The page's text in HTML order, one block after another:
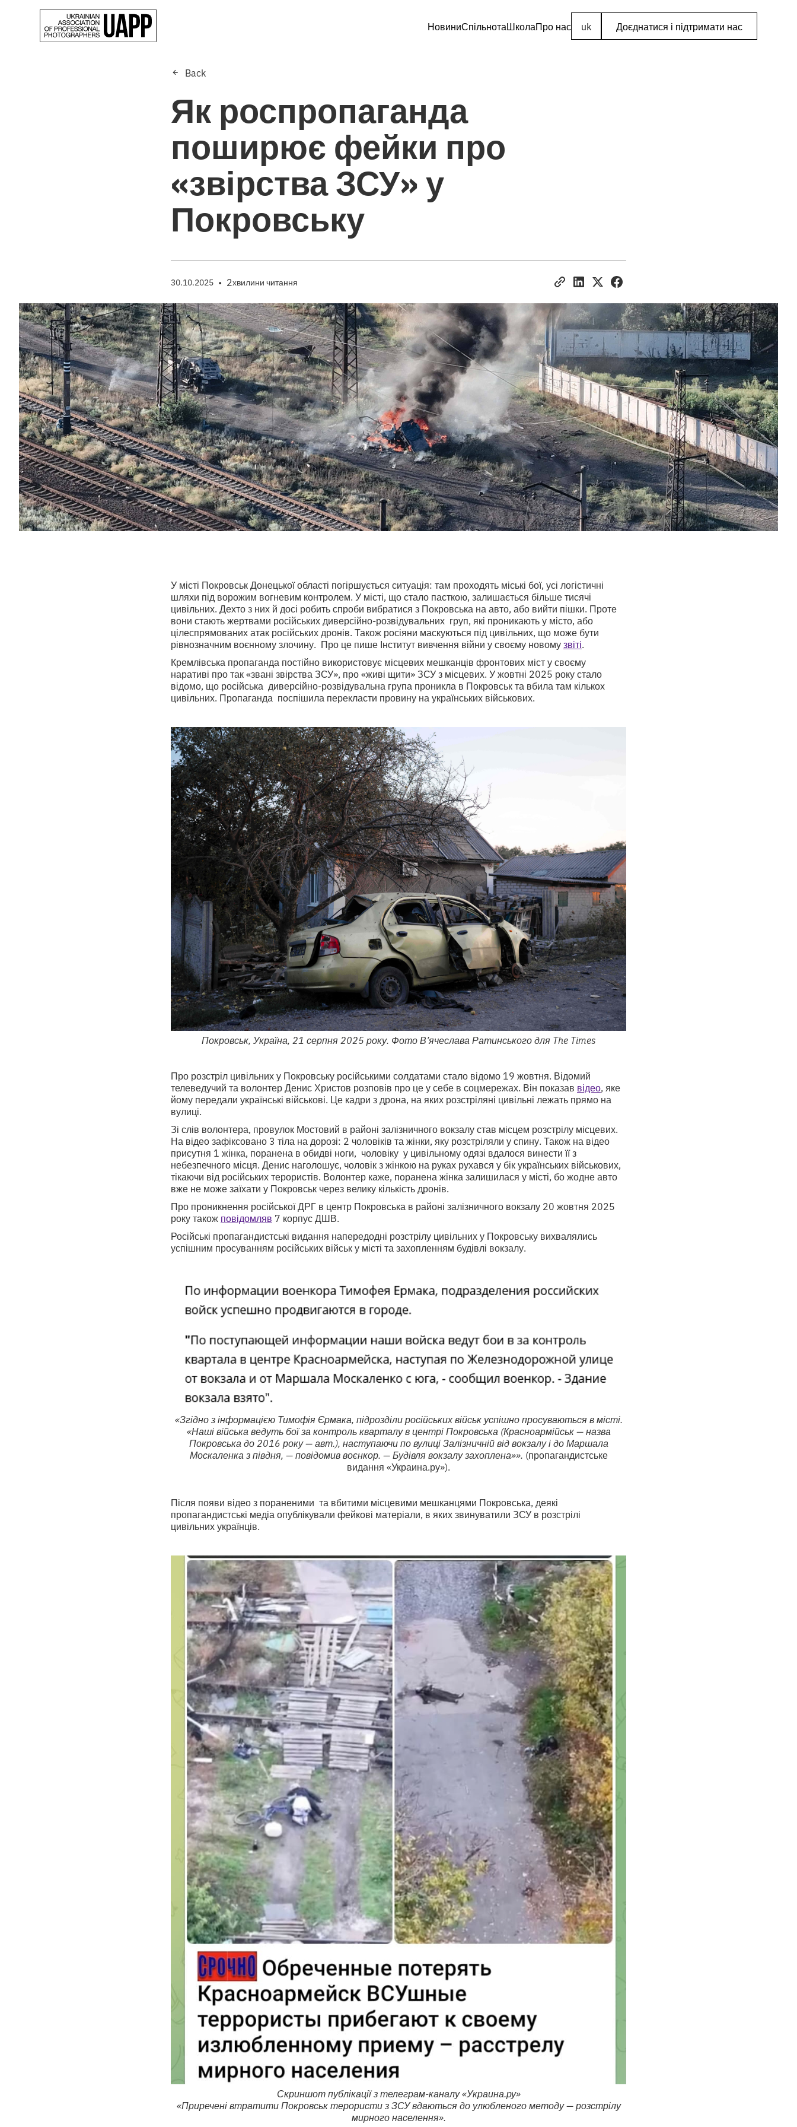
НовиниСпільнотаШколаПро нас uk Доєднатися і підтримати нас
Back
Як роспропаганда
поширює фейки про
«звірства ЗСУ» у
Покровську
30.10.2025 • 2хвилини читання
У місті Покровськ Донецької області погіршується ситуація: там проходять міські бої, усі логістичні
шляхи під ворожим вогневим контролем. У місті, що стало пасткою, залишається більше тисячі
цивільних. Дехто з них й досі робить спроби вибратися з Покровська на авто, або вийти пішки. Проте
вони стають жертвами російських диверсійно-розвідувальних груп, які проникають у місто, або
цілеспрямованих атак російських дронів. Також росіяни маскуються під цивільних, що може бути
рівнозначним воєнному злочину. Про це пише Інститут вивчення війни у своєму новомузвіті.
Кремлівська пропаганда постійно використовує місцевих мешканців фронтових міст у своєму
наративі про так «звані звірства ЗСУ», про «живі щити» ЗСУ з місцевих. У жовтні 2025 року стало
відомо, що російська диверсійно-розвідувальна група проникла в Покровськ та вбила там кількох
цивільних. Пропаганда поспішила перекласти провину на українських військових.
Покровськ, Україна, 21 серпня 2025 року. Фото В’ячеслава Ратинського для The Times
Про розстріл цивільних у Покровську російськими солдатами стало відомо 19 жовтня. Відомий
телеведучий та волонтер Денис Христов розповів про це у себе в соцмережах. Він показав відео, яке
йому передали українські військові. Це кадри з дрона, на яких розстріляні цивільні лежать прямо на
вулиці.
Зі слів волонтера, провулок Мостовий в районі залізничного вокзалу став місцем розстрілу місцевих.
На відео зафіксовано 3 тіла на дорозі: 2 чоловіків та жінки, яку розстріляли у спину. Також на відео
присутня 1 жінка, поранена в обидві ноги, чоловіку у цивільному одязі вдалося винести її з
небезпечного місця. Денис наголошує, чоловік з жінкою на руках рухався у бік українських військових,
тікаючи від російських терористів. Волонтер каже, поранена жінка залишилася у місті, бо жодне авто
вже не може заїхати у Покровськ через велику кількість дронів.
Про проникнення російської ДРГ в центр Покровська в районі залізничного вокзалу 20 жовтня 2025
року також повідомляв 7 корпус ДШВ.
Російські пропагандистські видання напередодні розстрілу цивільних у Покровську вихвалялись
успішним просуванням російських військ у місті та захопленням будівлі вокзалу.
«Згідно з інформацією Тимофія Єрмака, підрозділи російських військ успішно просуваються в місті.
«Наші війська ведуть бої за контроль кварталу в центрі Покровська (Красноармійськ — назва
Покровська до 2016 року — авт.), наступаючи по вулиці Залізничній від вокзалу і до Маршала
Москаленка з півдня, — повідомив воєнкор. — Будівля вокзалу захоплена»». (пропагандистське
видання «Украина.ру»).
Після появи відео з пораненими та вбитими місцевими мешканцями Покровська, деякі
пропагандистські медіа опублікували фейкові матеріали, в яких звинуватили ЗСУ в розстрілі
цивільних українців.
Скриншот публікації з телеграм-каналу «Украина.ру»
«Приречені втратити Покровськ терористи з ЗСУ вдаються до улюбленого методу — розстрілу
мирного населення».